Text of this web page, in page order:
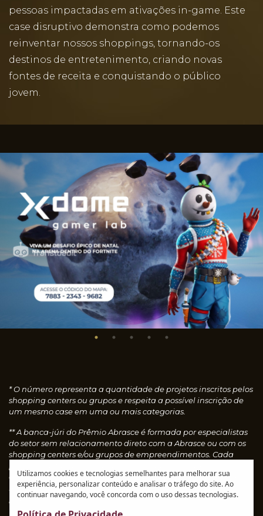
pessoas impactadas em ativações in-game. Este
case disruptivo demonstra como podemos
reinventar nossos shoppings, tornando-os
destinos de entretenimento, criando novas
fontes de receita e conquistando o público
jovem.
* O número representa a quantidade de projetos inscritos pelos
shopping centers ou grupos e respeita a possível inscrição de
um mesmo case em uma ou mais categorias.
** A banca-júri do Prêmio Abrasce é formada por especialistas
do setor sem relacionamento direto com a Abrasce ou com os
shopping centers e/ou grupos de empreendimentos. Cada
concedendo notas, que são calculadas automaticamente e
resultam nos vencedores de cada categoria.Leia o
regulamento
Utilizamos cookies e tecnologias semelhantes para melhorar sua
experiência, personalizar conteúdo e analisar o tráfego do site. Ao
continuar navegando, você concorda com o uso dessas tecnologias.